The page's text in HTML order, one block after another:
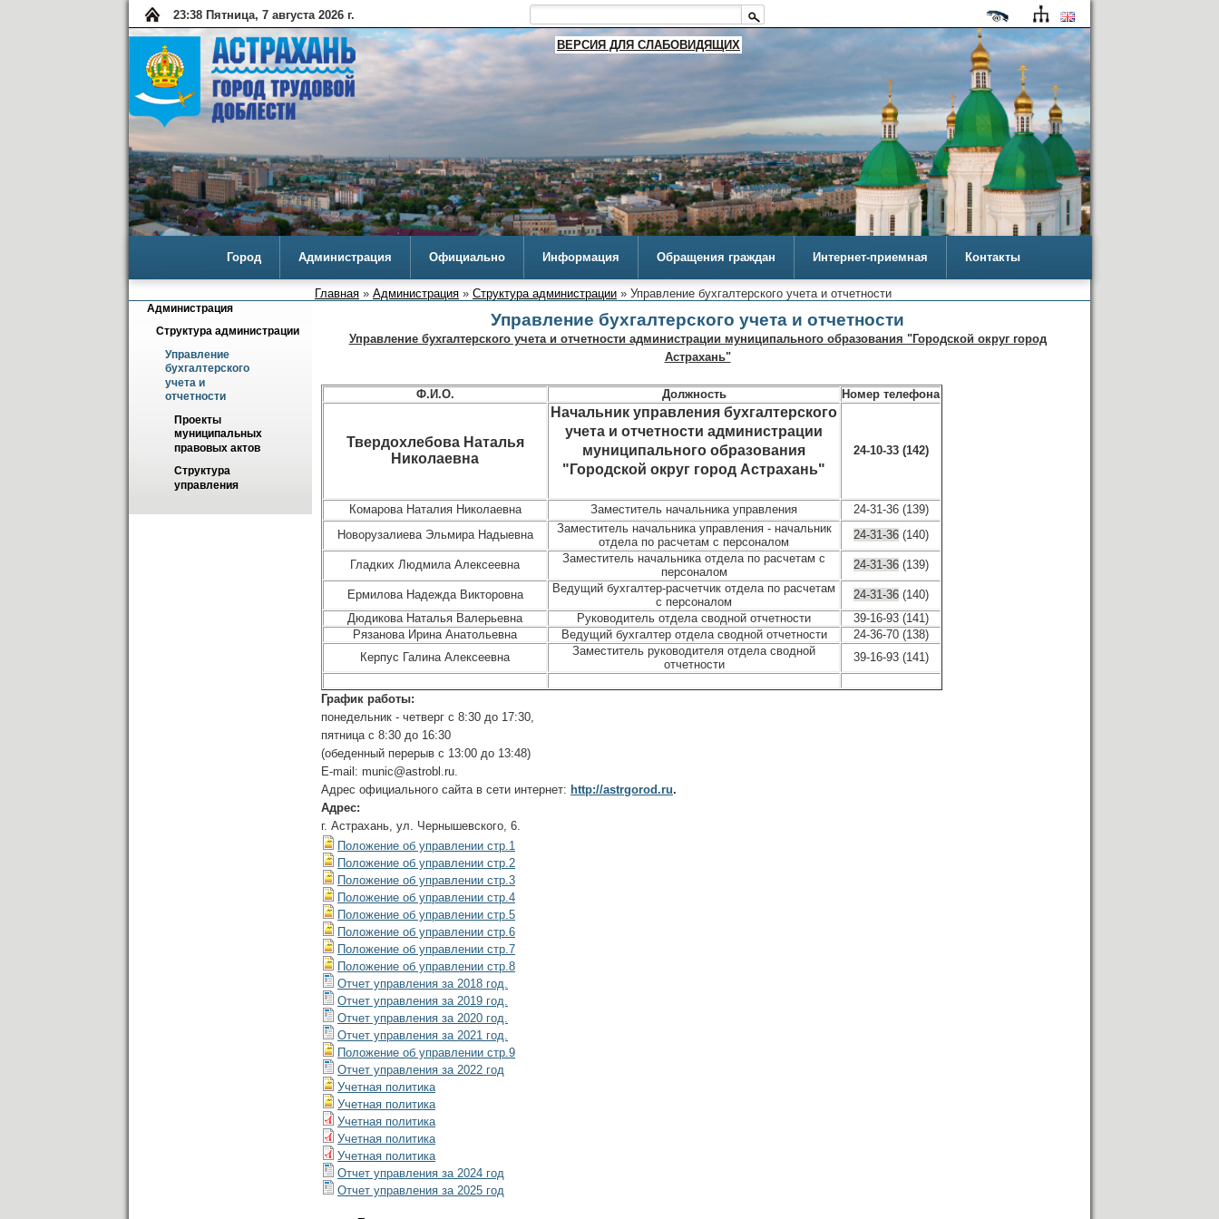
23:38 Пятница, 7 августа 2026 г.
ВЕРСИЯ ДЛЯ СЛАБОВИДЯЩИХ
Город Администрация Официально Информация Обращения граждан Интернет-приемная Контакты
Главная » Администрация » Структура администрации » Управление бухгалтерского учета и отчетности
Администрация
Структура администрации
Управление
бухгалтерского
учета и
отчетности
Проекты
муниципальных
правовых актов
Структура
управления
Управление бухгалтерского учета и отчетности
Управление бухгалтерского учета и отчетности администрации муниципального образования "Городской округ город
Астрахань"
Ф.И.О. Должность Номер телефона
Твердохлебова Наталья
Николаевна
Начальник управления бухгалтерского
учета и отчетности администрации
муниципального образования
"Городской округ город Астрахань"
24-10-33 (142)
Комарова Наталия Николаевна Заместитель начальника управления
24-31-36 (139)
Новорузалиева Эльмира Надыевна
Заместитель начальника управления - начальник
отдела по расчетам с персоналом
24-31-36(140)
Гладких Людмила Алексеевна
Заместитель начальника отдела по расчетам с
персоналом
24-31-36(139)
Ермилова Надежда Викторовна Ведущий бухгалтер-расчетчик отдела по расчетам
с персоналом
24-31-36(140)
Дюдикова Наталья Валерьевна
Руководитель отдела сводной отчетности
39-16-93 (141)
Рязанова Ирина Анатольевна
Ведущий бухгалтер отдела сводной отчетности
24-36-70 (138)
Керпус Галина Алексеевна
Заместитель руководителя отдела сводной
отчетности
39-16-93 (141)
График работы:
понедельник - четверг с 8:30 до 17:30,
пятница с 8:30 до 16:30
(обеденный перерыв с 13:00 до 13:48)
E-mail: munic@astrobl.ru.
Адрес официального сайта в сети интернет: http://astrgorod.ru.
Адрес:
г. Астрахань, ул. Чернышевского, 6.
Положение об управлении стр.1
Положение об управлении стр.2
Положение об управлении стр.3
Положение об управлении стр.4
Положение об управлении стр.5
Положение об управлении стр.6
Положение об управлении стр.7
Положение об управлении стр.8
Отчет управления за 2018 год.
Отчет управления за 2019 год.
Отчет управления за 2020 год.
Отчет управления за 2021 год.
Положение об управлении стр.9
Отчет управления за 2022 год
Учетная политика
Учетная политика
Учетная политика
Учетная политика
Учетная политика
Отчет управления за 2024 год
Отчет управления за 2025 год